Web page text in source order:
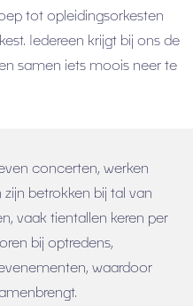
tot opleidingsorkesten
Iedereen krijgt bij ons de
samen iets moois neer te
concerten, werken
betrokken bij tal van
vaak tientallen keren per
bij optredens,
waardoor